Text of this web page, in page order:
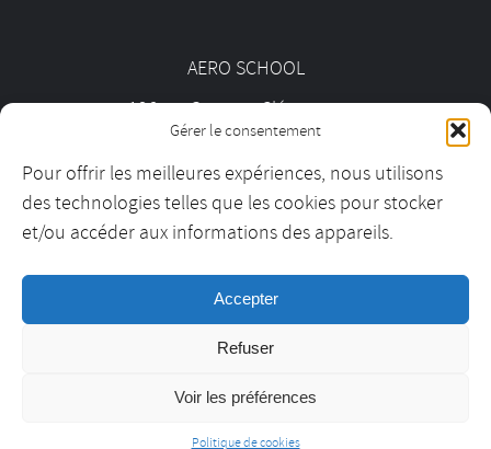
Gérer le consentement
Pour offrir les meilleures expériences, nous utilisons
des technologies telles que les cookies pour stocker
et/ou accéder aux informations des appareils.
Accepter
Refuser
Voir les préférences
Politique de cookies
AERO SCHOOL
126 av. Georges Clémenceau
01 55 69 19 30
contact@aeroschool.fr